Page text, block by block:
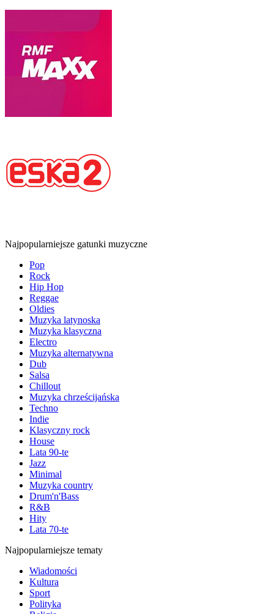
Najpopularniejsze gatunki muzyczne
Pop
Rock
Hip Hop
Reggae
Oldies
Muzyka latynoska
Muzyka klasyczna
Electro
Muzyka alternatywna
Dub
Salsa
Chillout
Muzyka chrześcijańska
Techno
Indie
Klasyczny rock
House
Lata 90-te
Jazz
Minimal
Muzyka country
Drum'n'Bass
R&B
Hity
Lata 70-te
Najpopularniejsze tematy
Wiadomości
Kultura
Sport
Polityka